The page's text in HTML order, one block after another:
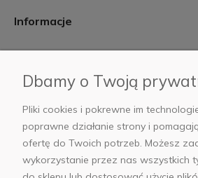
Informacje
AB Foto
Dbamy o Twoją
Pliki cookies i pokrewne im
poprawne działanie strony i
ofertę do Twoich potrzeb. Możesz
wykorzystanie przez nas wszystkich